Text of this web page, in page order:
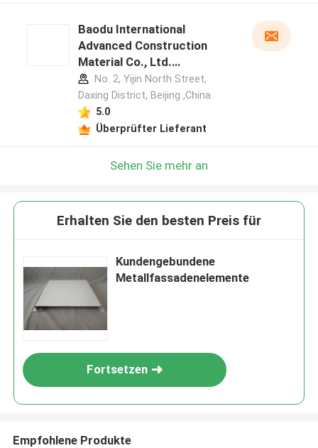
Baodu International
Advanced Construction
Material Co., Ltd.
Herstellerprofil
No. 2, Yijin North Street,
Daxing District, Beijing ,China
5.0
Überprüfter Lieferant
Sehen Sie mehr an
Erhalten Sie den besten Preis für
Kundengebundene
Metallfassadenelemente
Fortsetzen
Empfohlene Produkte